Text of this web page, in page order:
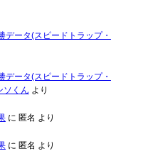
ータ(スピードトラップ・
ータ(スピードトラップ・
ソくん より
に 匿名 より
に 匿名 より